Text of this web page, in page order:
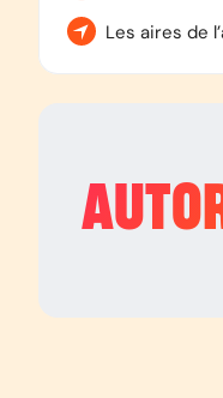
Les aires de